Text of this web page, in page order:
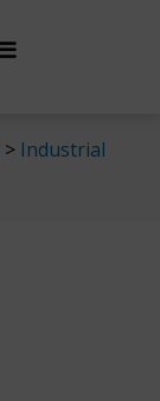
> Industrial